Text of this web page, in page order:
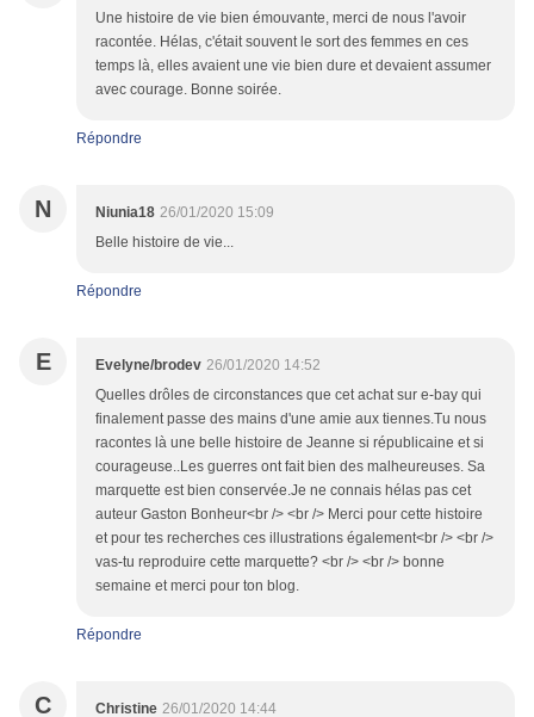
Une histoire de vie bien émouvante, merci de nous l'avoir
racontée. Hélas, c'était souvent le sort des femmes en ces
temps là, elles avaient une vie bien dure et devaient assumer
avec courage. Bonne soirée.
Répondre
N Niunia18 26/01/2020 15:09
Belle histoire de vie...
Répondre
E Evelyne/brodev 26/01/2020 14:52
Quelles drôles de circonstances que cet achat sur e-bay qui
finalement passe des mains d'une amie aux tiennes.Tu nous
racontes là une belle histoire de Jeanne si républicaine et si
courageuse..Les guerres ont fait bien des malheureuses. Sa
marquette est bien conservée.Je ne connais hélas pas cet
auteur Gaston Bonheur<br /> <br /> Merci pour cette histoire
et pour tes recherches ces illustrations également<br /> <br />
vas-tu reproduire cette marquette? <br /> <br /> bonne
semaine et merci pour ton blog.
Répondre
C Christine 26/01/2020 14:44